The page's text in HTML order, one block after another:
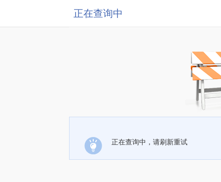
正在查询中
正在查询中，请刷新重试